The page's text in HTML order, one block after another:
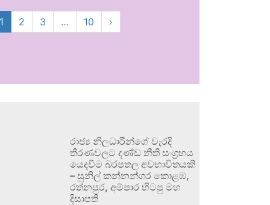
1 2 3 … 10 ›
රාජ්‍ය නිලධාරීන්ගේ වැරදි
තීරණවලට දණ්ඩ නීති සංග්‍රහය
යෙදවීම බරපතල අවභාවිතයකි
– සුනිල් කන්නන්ගර කොළඹ,
රත්නපුර, අම්පාර හිටපු මහ
දිසාපති